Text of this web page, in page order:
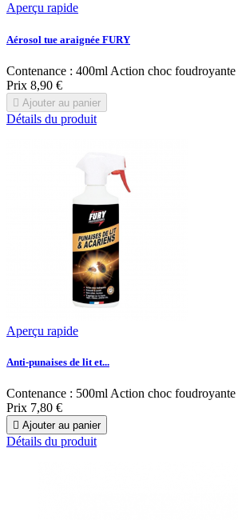
Aperçu rapide
Aérosol tue araignée FURY
Contenance : 400ml Action choc foudroyante
Prix 8,90 €
 Ajouter au panier
Détails du produit
Aperçu rapide
Anti-punaises de lit et...
Contenance : 500ml Action choc
Prix 7,80 €
 Ajouter au panier
Détails du produit